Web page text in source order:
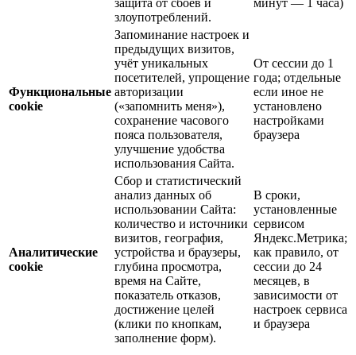
защита от сбоев и
злоупотреблений.
минут — 1 часа)
Функциональные
cookie
Запоминание настроек и
предыдущих визитов,
учёт уникальных
посетителей, упрощение
авторизации
(«запомнить меня»),
сохранение часового
пояса пользователя,
улучшение удобства
использования Сайта.
От сессии до 1
года; отдельные
если иное не
установлено
настройками
браузера
Аналитические
cookie
Сбор и статистический
анализ данных об
использовании Сайта:
количество и источники
визитов, география,
устройства и браузеры,
глубина просмотра,
время на Сайте,
показатель отказов,
достижение целей
(клики по кнопкам,
заполнение форм).
В сроки,
установленные
сервисом
Яндекс.Метрика;
как правило, от
сессии до 24
месяцев, в
зависимости от
настроек сервиса
и браузера